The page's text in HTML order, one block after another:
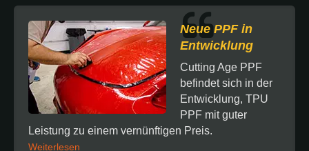
Neue PPF in
Entwicklung
Cutting Age PPF
befindet sich in der
Entwicklung, TPU
PPF mit guter
Leistung zu einem vernünftigen Preis.
Weiterlesen